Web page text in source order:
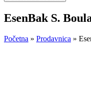
EsenBak S.
Početna » Prodavnica »